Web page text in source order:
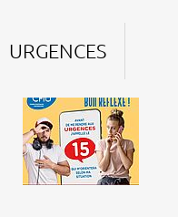
URGENCES